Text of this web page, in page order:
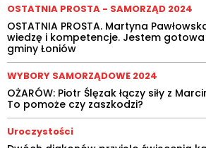
OSTATNIA PROSTA - SAMORZĄD 2024
OSTATNIA PROSTA. Martyna
wiedzę i kompetencje. Jestem
gminy Łoniów
WYBORY SAMORZĄDOWE 2024
OŻARÓW: Piotr Ślęzak łączy siły z
To pomoże czy zaszkodzi?
Uroczystości